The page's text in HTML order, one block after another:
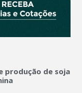
produção de soja